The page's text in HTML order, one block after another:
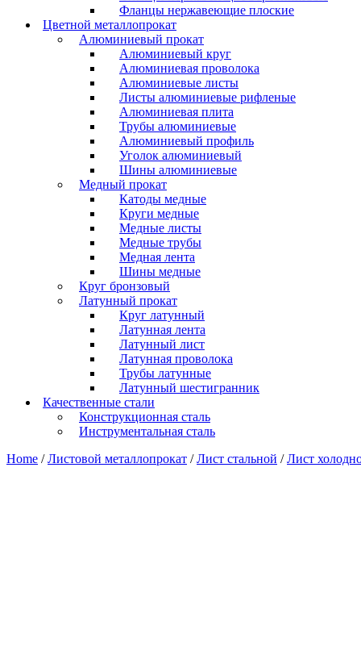
Фланцы нержавеющие плоские
Цветной металлопрокат
Алюминиевый прокат
Алюминиевый круг
Алюминиевая проволока
Алюминиевые листы
Листы алюминиевые рифленые
Алюминиевая плита
Трубы алюминиевые
Алюминиевый профиль
Уголок алюминиевый
Шины алюминиевые
Медный прокат
Катоды медные
Круги медные
Медные листы
Медные трубы
Медная лента
Шины медные
Круг бронзовый
Латунный прокат
Круг латунный
Латунная лента
Латунный лист
Латунная проволока
Трубы латунные
Латунный шестигранник
Качественные стали
Конструкционная сталь
Инструментальная сталь
Home /Листовой металлопрокат /Лист стальной /Лист